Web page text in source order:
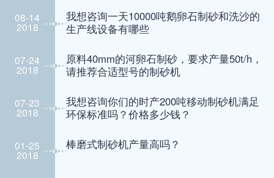
08-14
2018
我想咨询一天10000吨鹅卵石制砂和洗沙的
生产线设备有哪些
07-24
2018
原料40mm的河卵石制砂，要求产量50t/h，
请推荐合适型号的制砂机
07-23
2018
我想咨询你们的时产200吨移动制砂机满足
环保标准吗？价格多少钱？
01-25
2018
棒磨式制砂机产量高吗？